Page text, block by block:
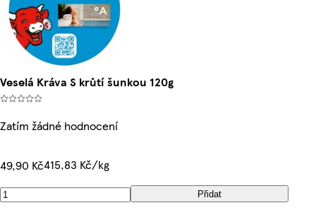
Veselá Kráva S krůtí šunkou 120g
Zatím žádné hodnocení
49,90 Kč415,83 Kč/kg
Přidat